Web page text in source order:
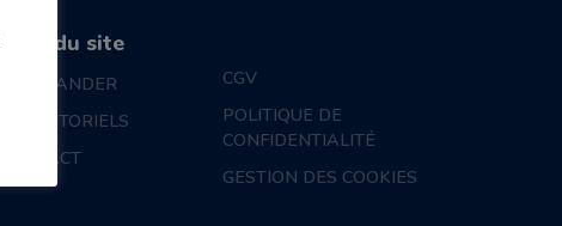
Plan du site
COMMANDER
LES TUTORIELS
CONTACT
CGV
POLITIQUE DE
CONFIDENTIALITÉ
GESTION DES COOKIES